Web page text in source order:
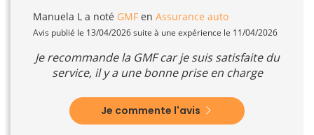
Manuela L a noté GMF en Assurance auto
Avis publié le 13/04/2026 suite à une expérience le 11/04/2026
Je recommande la GMF car je suis satisfaite du
service, il y a une bonne prise en charge
Je commente l'avis